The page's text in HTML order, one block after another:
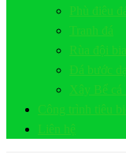
Phù điêu
Tranh đá
Rùa đội
Đá bước
Xây Bể cá
Công trình tiêu
Liên hệ